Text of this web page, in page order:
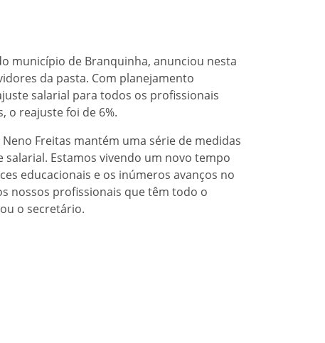
município de Branquinha, anunciou nesta
da pasta. Com planejamento
salarial para todos os profissionais
o reajuste foi de 6%.
Freitas mantém uma série de medidas
Estamos vivendo um novo tempo
educacionais e os inúmeros avanços no
nossos profissionais que têm todo o
o secretário.